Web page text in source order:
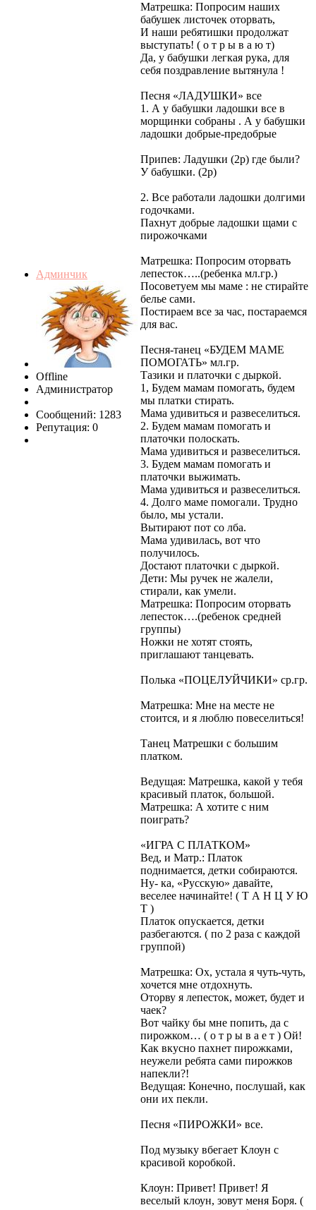
Админчик
Offline
Администратор
Сообщений: 1283
Репутация: 0
Матрешка: Попросим наших
бабушек листочек оторвать,
И наши ребятишки продолжат
выступать! ( о т р ы в а ю т)
Да, у бабушки легкая рука, для
себя поздравление вытянула !
Песня «ЛАДУШКИ» все
1. А у бабушки ладошки все в
морщинки собраны . А у бабушки
ладошки добрые-предобрые
Припев: Ладушки (2р) где были?
У бабушки. (2р)
2. Все работали ладошки долгими
годочками.
Пахнут добрые ладошки щами с
пирожочками
Матрешка: Попросим оторвать
лепесток…..(ребенка мл.гр.)
Посоветуем мы маме : не стирайте
белье сами.
Постираем все за час, постараемся
для вас.
Песня-танец «БУДЕМ МАМЕ
ПОМОГАТЬ» мл.гр.
Тазики и платочки с дыркой.
1, Будем мамам помогать, будем
мы платки стирать.
Мама удивиться и развеселиться.
2. Будем мамам помогать и
платочки полоскать.
Мама удивиться и развеселиться.
3. Будем мамам помогать и
платочки выжимать.
Мама удивиться и развеселиться.
4. Долго маме помогали. Трудно
было, мы устали.
Вытирают пот со лба.
Мама удивилась, вот что
получилось.
Достают платочки с дыркой.
Дети: Мы ручек не жалели,
стирали, как умели.
Матрешка: Попросим оторвать
лепесток….(ребенок средней
группы)
Ножки не хотят стоять,
приглашают танцевать.
Полька «ПОЦЕЛУЙЧИКИ» ср.гр.
Матрешка: Мне на месте не
стоится, и я люблю повеселиться!
Танец Матрешки с большим
платком.
Ведущая: Матрешка, какой у тебя
красивый платок, большой.
Матрешка: А хотите с ним
поиграть?
«ИГРА С ПЛАТКОМ»
Вед, и Матр.: Платок
поднимается, детки собираются.
Ну- ка, «Русскую» давайте,
веселее начинайте! ( Т А Н Ц У Ю
Т )
Платок опускается, детки
разбегаются. ( по 2 раза с каждой
группой)
Матрешка: Ох, устала я чуть-чуть,
хочется мне отдохнуть.
Оторву я лепесток, может, будет и
чаек?
Вот чайку бы мне попить, да с
пирожком… ( о т р ы в а е т ) Ой!
Как вкусно пахнет пирожками,
неужели ребята сами пирожков
напекли?!
Ведущая: Конечно, послушай, как
они их пекли.
Песня «ПИРОЖКИ» все.
Под музыку вбегает Клоун с
красивой коробкой.
Клоун: Привет! Привет! Я
веселый клоун, зовут меня Боря. (